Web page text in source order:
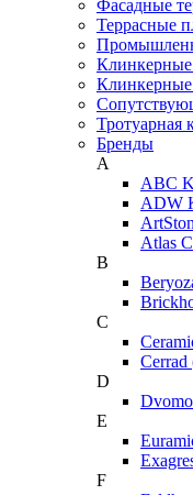
Фасадные
Террасные
Клинкерные
Тротуарная
Бренды
A
ABC
ADW
Atlas
B
C
D
E
F